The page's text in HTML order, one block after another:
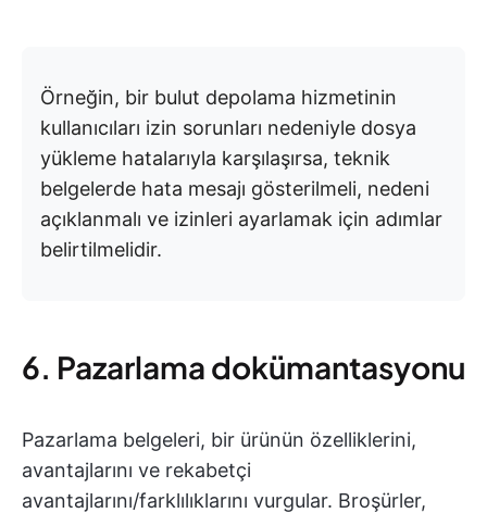
Örneğin, bir bulut depolama hizmetinin
kullanıcıları izin sorunları nedeniyle dosya
yükleme hatalarıyla karşılaşırsa, teknik
belgelerde hata mesajı gösterilmeli, nedeni
açıklanmalı ve izinleri ayarlamak için adımlar
belirtilmelidir.
6. Pazarlama dokümantasyonu
Pazarlama belgeleri, bir ürünün özelliklerini,
avantajlarını ve rekabetçi
avantajlarını/farklılıklarını vurgular. Broşürler,